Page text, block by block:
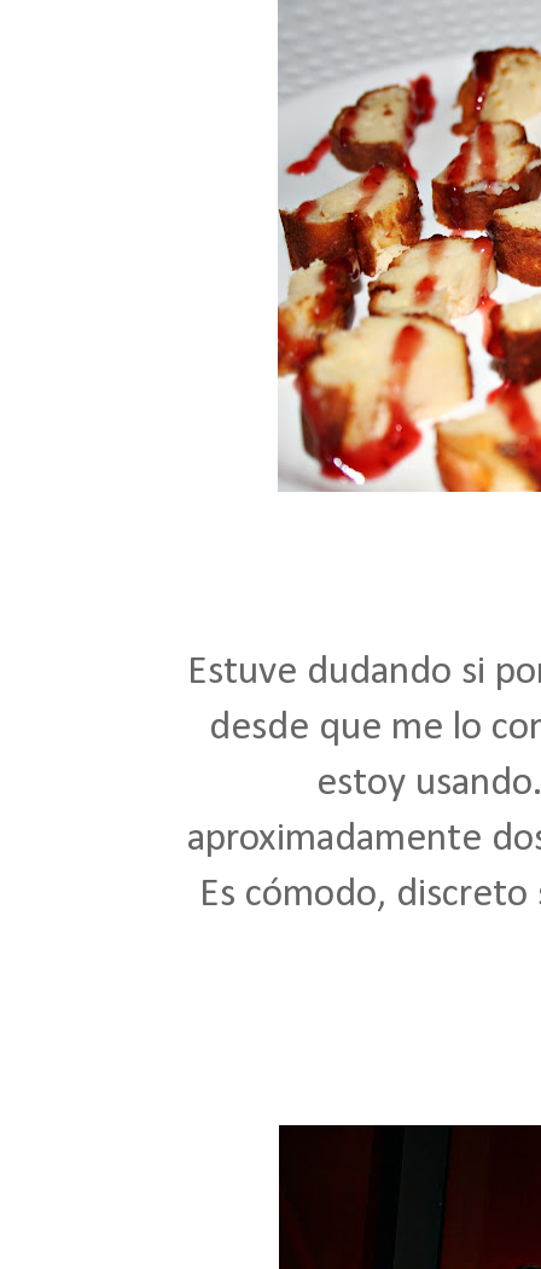
Estuve dudando si
desde que me lo
estoy
aproximadamente
Es cómodo, discreto